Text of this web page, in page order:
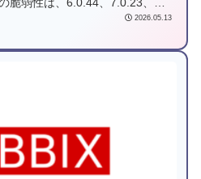
脆弱性は、6.0.44、7.0.23、
2026.05.13